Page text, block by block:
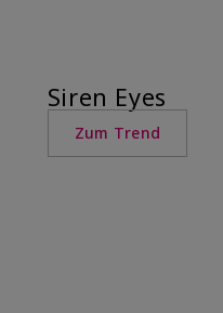
Siren Eyes
Zum Trend